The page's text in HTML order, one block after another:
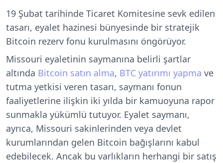
19 Şubat tarihinde Ticaret Komitesine sevk edilen
tasarı, eyalet hazinesi bünyesinde bir stratejik
Bitcoin rezerv fonu kurulmasını öngörüyor.
Missouri eyaletinin saymanına belirli şartlar
altında Bitcoin satın alma, BTC yatırımı yapma ve
tutma yetkisi veren tasarı, saymanı fonun
faaliyetlerine ilişkin iki yılda bir kamuoyuna rapor
sunmakla yükümlü tutuyor. Eyalet saymanı,
ayrıca, Missouri sakinlerinden veya devlet
kurumlarından gelen Bitcoin bağışlarını kabul
edebilecek. Ancak bu varlıkların herhangi bir satış